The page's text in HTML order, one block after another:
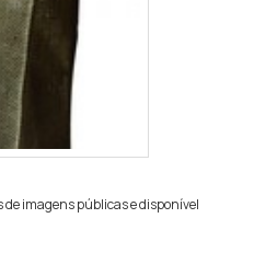
imagens públicas e disponível